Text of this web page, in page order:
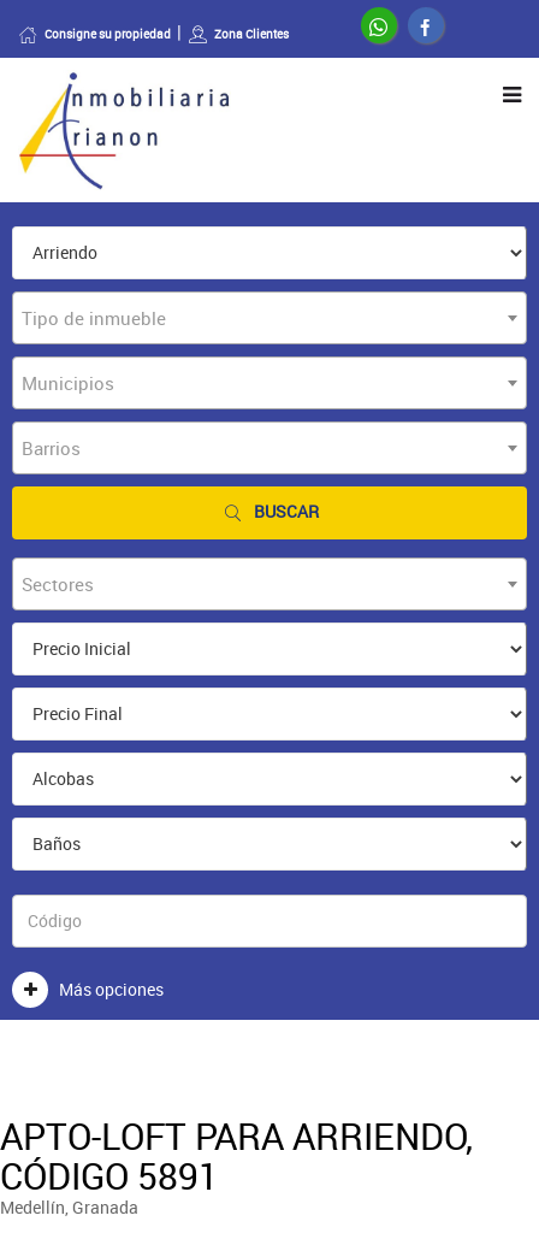
Consigne su propiedad Zona Clientes
Tipo de inmueble
Municipios
Barrios
BUSCAR
Sectores
Más opciones
APTO-LOFT PARA ARRIENDO,
CÓDIGO 5891
Medellín, Granada